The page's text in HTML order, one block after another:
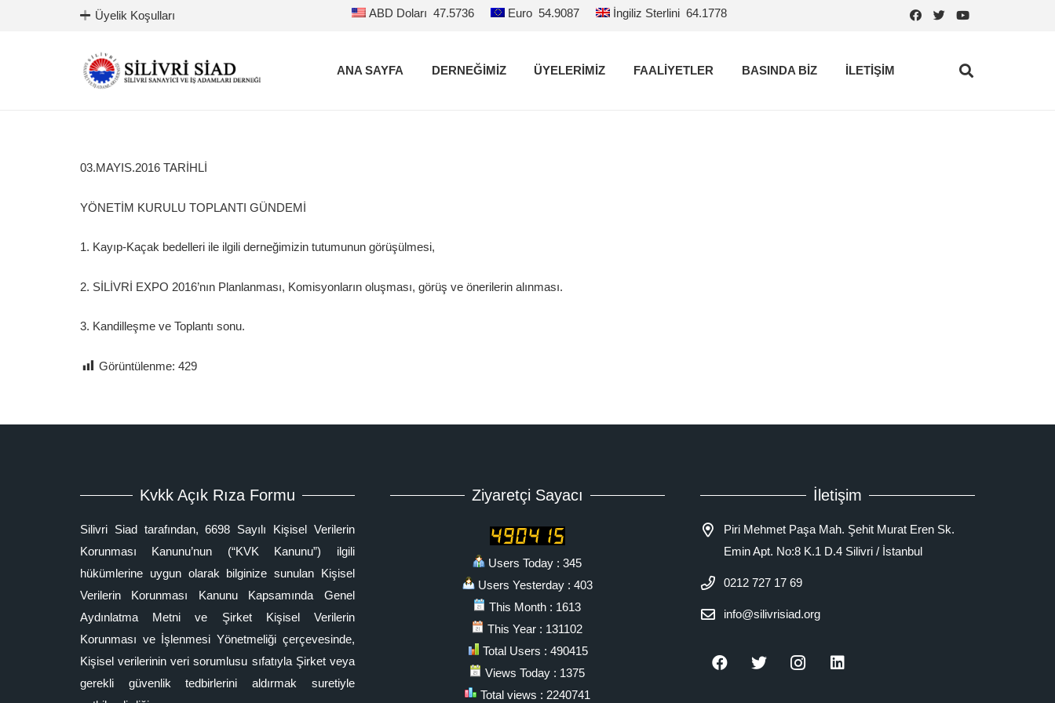
Üyelik Koşulları ABD Doları 47.5736 Euro 54.9087 İngiliz Sterlini 64.1778
ANA SAYFA DERNEĞİMİZ ÜYELERİMİZ FAALİYETLER BASINDA BİZ İLETİŞİM
03.MAYIS.2016 TARİHLİ
YÖNETİM KURULU TOPLANTI GÜNDEMİ
1. Kayıp-Kaçak bedelleri ile ilgili derneğimizin tutumunun görüşülmesi,
2. SİLİVRİ EXPO 2016’nın Planlanması, Komisyonların oluşması, görüş ve önerilerin alınması.
3. Kandilleşme ve Toplantı sonu.
Görüntülenme: 429
Kvkk Açık Rıza Formu
Silivri Siad tarafından, 6698 Sayılı Kişisel Verilerin
Korunması Kanunu’nun (“KVK Kanunu”) ilgili
hükümlerine uygun olarak bilginize sunulan Kişisel
Verilerin Korunması Kanunu Kapsamında Genel
Aydınlatma Metni ve Şirket Kişisel Verilerin
Korunması ve İşlenmesi Yönetmeliği çerçevesinde,
Kişisel verilerinin veri sorumlusu sıfatıyla Şirket veya
gerekli güvenlik tedbirlerini aldırmak suretiyle
Ziyaretçi Sayacı
Users Today : 345
Users Yesterday : 403
This Month : 1613
This Year : 131102
Total Users : 490415
Views Today : 1375
Total views : 2240741
İletişim
Piri Mehmet Paşa Mah. Şehit Murat Eren Sk.
Emin Apt. No:8 K.1 D.4 Silivri / İstanbul
0212 727 17 69
info@silivrisiad.org